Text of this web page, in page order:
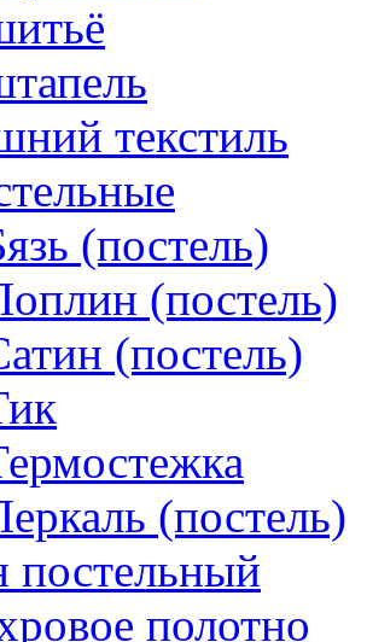
текстиль
(постель)
(постель)
(постель)
(постель)
постельный
полотно